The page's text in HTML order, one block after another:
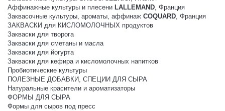
Аффинажные культуры и плесени LALLEMAND, Франция
Заквасочные культуры, ароматы, аффинаж COQUARD, Франция
ЗАКВАСКИ для КИСЛОМОЛОЧНЫХ продуктов
Закваски для творога
Закваски для сметаны и масла
Закваски для йогурта
Закваски для кефира и кисломолочных напитков
Пробиотические культуры
ПОЛЕЗНЫЕ ДОБАВКИ, СПЕЦИИ ДЛЯ СЫРА
Натуральные красители и ароматизаторы
ФОРМЫ ДЛЯ СЫРА
Формы для сыров под пресс